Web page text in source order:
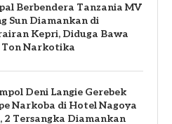
Berbendera Tanzania MV
Sun Diamankan di
Kepri, Diduga Bawa
Ton Narkotika
Deni Langie Gerebek
Narkoba di Hotel Nagoya
2 Tersangka Diamankan